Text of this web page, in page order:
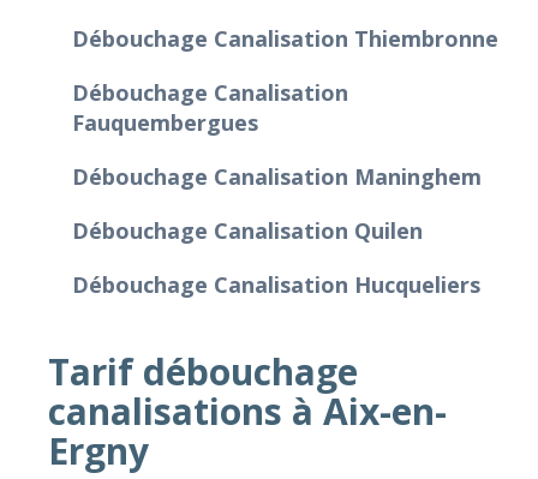
Débouchage Canalisation Thiembronne
Débouchage Canalisation
Fauquembergues
Débouchage Canalisation Maninghem
Débouchage Canalisation Quilen
Débouchage Canalisation Hucqueliers
Tarif débouchage
canalisations à Aix-en-
Ergny